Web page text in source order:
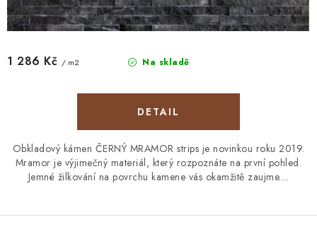
Na skladě
1 286 Kč / m2
Obkladový kámen ČERNÝ MRAMOR strips je novinkou roku 2019.
Mramor je výjimečný materiál, který rozpoznáte na první pohled.
Jemné žilkování na povrchu kamene vás okamžitě zaujme....